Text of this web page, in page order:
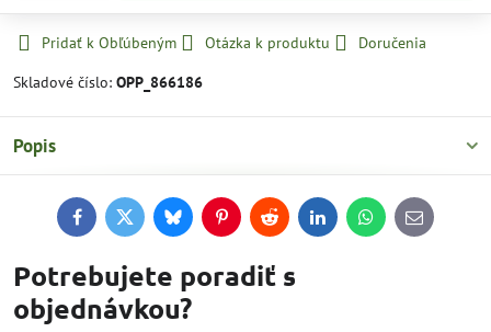
Pridať k Obľúbeným Otázka k produktu
Doručenia
Skladové číslo: OPP_866186
Popis
FacebookTwitterBlueskyPinterestReddit LinkedInWhatsApp
E-
mail
Potrebujete poradiť s
objednávkou?